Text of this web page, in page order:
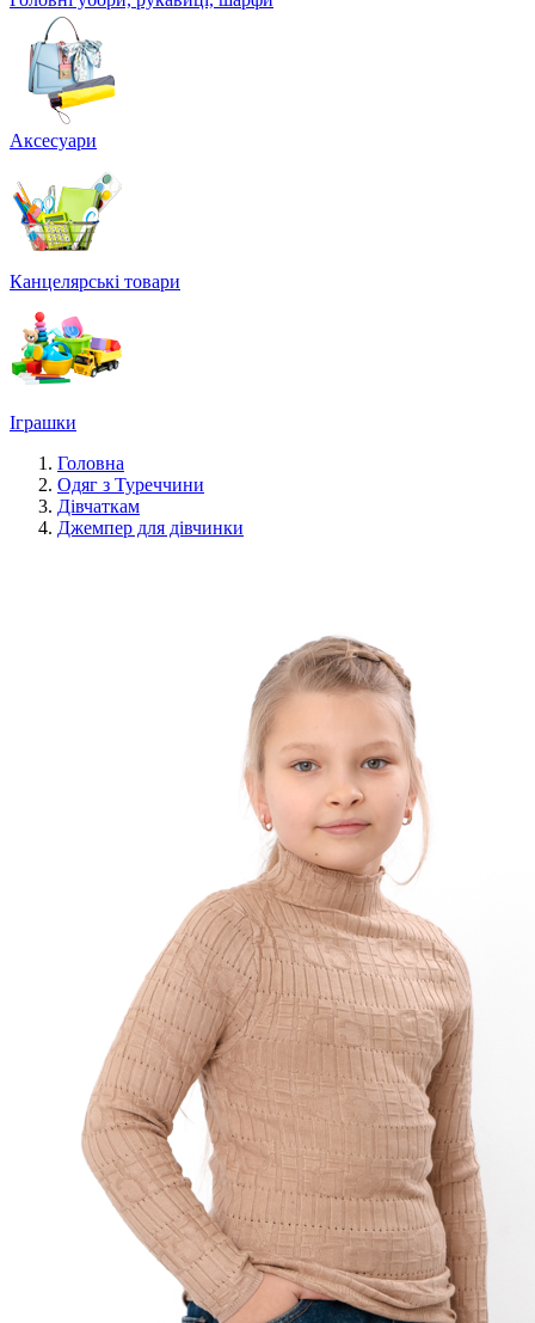
Аксесуари
Канцелярські товари
Іграшки
Головна
Одяг з Туреччини
Дівчаткам
Джемпер для дівчинки